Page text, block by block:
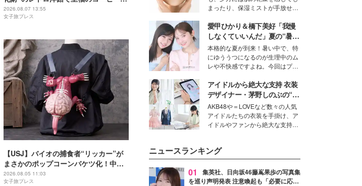
間
2026.08.07 13:55
女子旅プレス
【USJ】バイオの捕食者“リッカー”が
まさかのポップコーンバケツ化！中身
は味噌フレーバー
2026.08.05 11:03
女子旅プレス
な髪を日常で叶える、美容好きの
女性たちのヘアケア事情を紹介し
ます。
の常識を変える予感
まったり、保湿ミストが手放せな
な美容の常識を大きく変える可能
性を秘めた、革新的な「Water
Capturing Skin（ウォーターキャ
プチャリングスキン：捕水肌）」
技術を、花王が構築した。
愛甲ひかり＆橋下美好「我慢
しなくていいんだ」夏の“暑さ
対策”の新しい選択肢とは？
本格的な夏が到来！暑い中で、特
にゆううつになるのが生理中のム
レや不快感ですよね。今回はプラ
モデル・愛甲ひかりさんと橋下美
好さんを迎えて本音で女子会トー
ク。猛暑のお出かけを快適に過ご
すヒントや、2人が感動した夏の
生理の新常識にも迫りました。
アイドルから絶大な支持 衣装
デザイナー・茅野しのぶの“可
愛い”を作る美学＜「シチズン
クロスシー」インタビュー＞
AKB48や＝LOVEなど数々の人気
アイドルたちの衣装を手掛け、ア
イドルやファンから絶大な支持を
ター・茅野しのぶ。一人ひとりの
個性に寄り添い、魅力を引き出す
衣装作りは、多くの女性たちに勇
気と自信を与え続けている。
ニュースランキング
01
集英社、日向坂46藤嶌果歩の写真集
を巡り声明発表 注意喚起も「必要に応じ